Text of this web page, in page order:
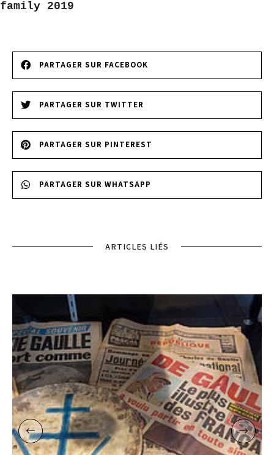
family 2019
PARTAGER SUR FACEBOOK
PARTAGER SUR TWITTER
PARTAGER SUR PINTEREST
PARTAGER SUR WHATSAPP
ARTICLES LIÉS